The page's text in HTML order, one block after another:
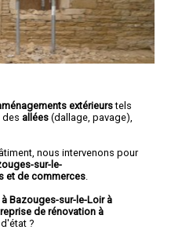
extérieurstels
, des allées (dallage, pavage),
nous intervenons pour
sur-le-
et de commerces
Bazouges-sur-le-Loir à
de rénovation à
?